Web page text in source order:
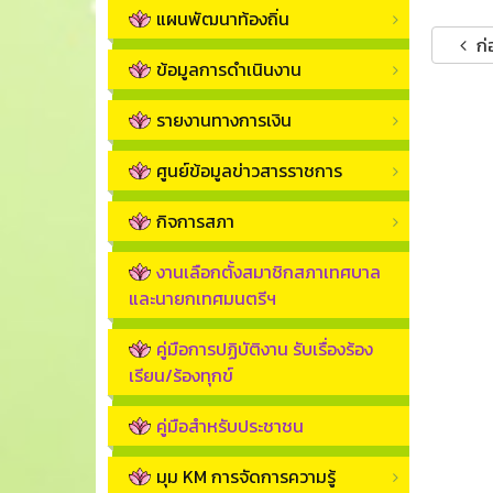
แผนพัฒนาท้องถิ่น
ข้อมูลการดำเนินงาน
รายงานทางการเงิน
ศูนย์ข้อมูลข่าวสารราชการ
กิจการสภา
งานเลือกตั้งสมาชิกสภาเทศบาล
และนายกเทศมนตรีฯ
คู่มือการปฏิบัติงาน รับเรื่องร้อง
เรียน/ร้องทุกข์
คู่มือสำหรับประชาชน
มุม KM การจัดการความรู้
ก่